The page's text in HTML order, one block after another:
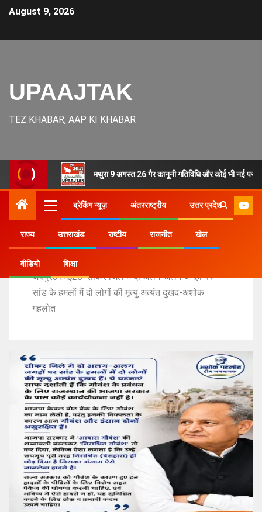
August 9, 2026
UPAAJTAK
TEZ KHABAR, AAP KI KHABAR
मथुरा 9 अगस्त 26 गैर कानूनी गतिविधि और कोई भी नई
ब्रेकिंग न्यूज़ अंतरराष्ट्रीय उत्तर प्रदेश
राज्य उत्तराखंड राष्टीय राजनीत खेल
वीडियो शिक्षा
Home
राज्य
जयपुर31मई26*सीकर जिले में दो अलग-अलग जगहों पर
सांड के हमलों में दो लोगों की मृत्यु अत्यंत दुखद-अशोक
गहलोत